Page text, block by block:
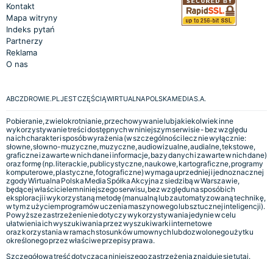
Kontakt
Mapa witryny
Indeks pytań
Partnerzy
Reklama
O nas
ABCZDROWIE.PL JEST CZĘŚCIĄ WIRTUALNA POLSKA MEDIA S.A.
Pobieranie, zwielokrotnianie, przechowywanie lub jakiekolwiek inne
wykorzystywanie treści dostępnych w niniejszym serwisie - bez względu
na ich charakter i sposób wyrażenia (w szczególności lecz nie wyłącznie:
słowne, słowno-muzyczne, muzyczne, audiowizualne, audialne, tekstowe,
graficzne i zawarte w nich dane i informacje, bazy danych i zawarte w nich dane)
oraz formę (np. literackie, publicystyczne, naukowe, kartograficzne, programy
komputerowe, plastyczne, fotograficzne) wymaga uprzedniej i jednoznacznej
zgody Wirtualna Polska Media Spółka Akcyjna z siedzibą w Warszawie,
będącej właścicielem niniejszego serwisu, bez względu na sposób ich
eksploracji i wykorzystaną metodę (manualną lub zautomatyzowaną technikę,
w tym z użyciem programów uczenia maszynowego lub sztucznej inteligencji).
Powyższe zastrzeżenie nie dotyczy wykorzystywania jedynie w celu
ułatwienia ich wyszukiwania przez wyszukiwarki internetowe
oraz korzystania w ramach stosunków umownych lub dozwolonego użytku
określonego przez właściwe przepisy prawa.
Szczegółowa treść dotycząca niniejszego zastrzeżenia znajduje siętutaj.